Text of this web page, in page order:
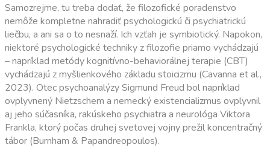
Samozrejme, tu treba dodať, že filozofické poradenstvo
nemôže kompletne nahradiť psychologickú či psychiatrickú
liečbu, a ani sa o to nesnaží. Ich vzťah je symbiotický. Napokon,
niektoré psychologické techniky z filozofie priamo vychádzajú
– napríklad metódy kognitívno-behaviorálnej terapie (CBT)
vychádzajú z myšlienkového základu stoicizmu (Cavanna et al.,
2023). Otec psychoanalýzy Sigmund Freud bol napríklad
ovplyvnený Nietzschem a nemecký existencializmus ovplyvnil
aj jeho súčasníka, rakúskeho psychiatra a neurológa Viktora
Frankla, ktorý počas druhej svetovej vojny prežil koncentračný
tábor (Burnham & Papandreopoulos).